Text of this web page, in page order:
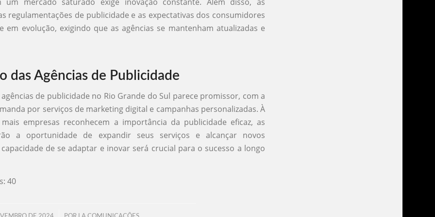
regulamentações de publicidade e as expectativas dos consumidores
em evolução, exigindo que as agências se mantenham atualizadas e
das Agências de Publicidade
de publicidade no Rio Grande do Sul parece promissor, com a
por serviços de marketing digital e campanhas personalizadas. À
empresas reconhecem a importância da publicidade eficaz, as
a oportunidade de expandir seus serviços e alcançar novos
de se adaptar e inovar será crucial para o sucesso a longo
40